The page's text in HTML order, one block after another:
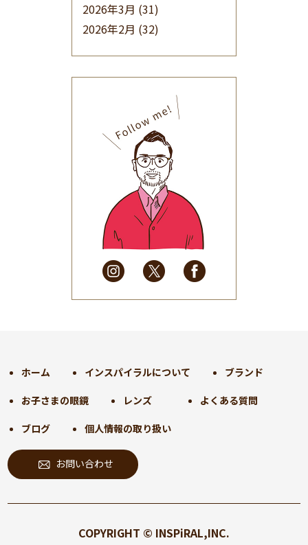
2026年3月 (31)
2026年2月 (32)
(32)
2025年9月(30)
2025年8月(31)
2025年7月(37)
2025年6月(48)
2025年5月
(41)
2025年4月
(32)
2025年3月(31)
2025年2月
(28)
2025年1月
(34)
2024年9月(30)
2024年7月(31)
2024年6月(30)
2024年5月
2024年4月 (32)
2024年2月(31)
2024年1月(45)
ホーム インスパイラルについて ブランド
お子さまの眼鏡 レンズ よくある質問
ブログ 個人情報の取り扱い
お問い合わせ
COPYRIGHT © INSPiRAL,INC.